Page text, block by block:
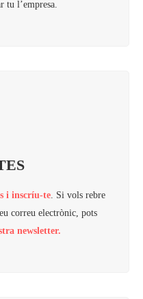
tu l’empresa.
i inscríu-te. Si vols rebre
correu electrònic, pots
newsletter.